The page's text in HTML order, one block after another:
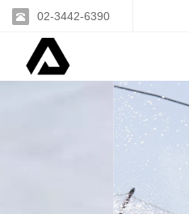
02-3442-6390